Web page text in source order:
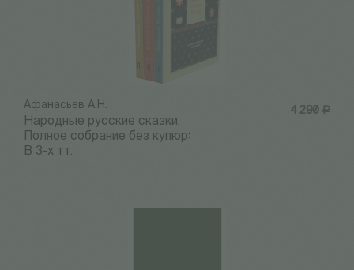
4 290 Р
Афанасьев А.Н.
Народные русские сказки.
Полное собрание без купюр:
В 3-х тт.